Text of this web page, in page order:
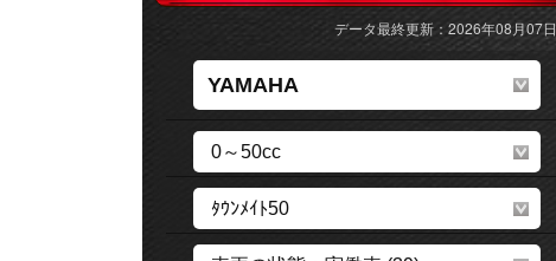
データ最終更新：2026年08月07日